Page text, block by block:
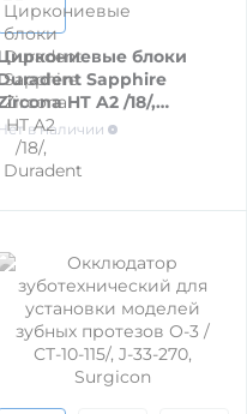
блоки
Sapphire
HT A2 /18/,
в наличии